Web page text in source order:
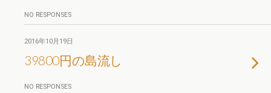
NO RESPONSES
2016年10月19日
39800円の島流し
NO RESPONSES